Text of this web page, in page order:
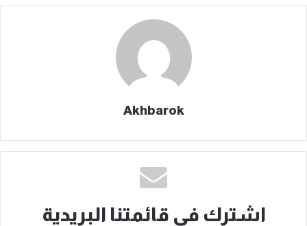
Akhbarok
اشترك في قائمتنا البريدية